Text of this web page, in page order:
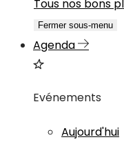
Tous nos bons
Fermer sous-menu
Agenda
Evénements
Aujourd'hui